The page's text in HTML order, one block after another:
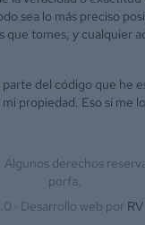
sea lo más preciso
que tomes, y cualquier
parte del código que he
propiedad. Eso sí me
Algunos derechos
porfa.
· Desarrollo web por RV